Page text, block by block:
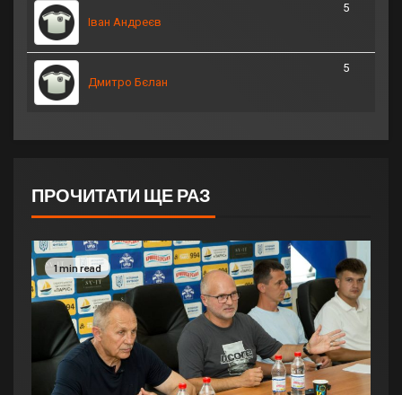
Іван Андреєв
5
Дмитро Бєлан
5
ПРОЧИТАТИ ЩЕ РАЗ
1 min read